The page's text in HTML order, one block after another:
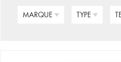
MARQUE TYPE